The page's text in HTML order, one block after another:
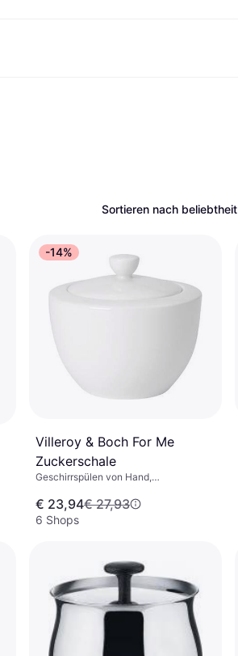
Alle Kategorien
Sortieren nach beliebtheit
-14%
Villeroy & Boch For Me
Zuckerschale
Geschirrspülen von Hand,
Spülmaschinengeeignet, Keramik,
Porzellan, Braun, Weiß
€ 23,94€ 27,93
6 Shops